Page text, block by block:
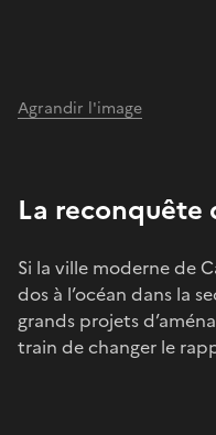
Agrandir l'image
La
Si la ville moderne de
dos à l’océan dans la
grands projets
train de changer le